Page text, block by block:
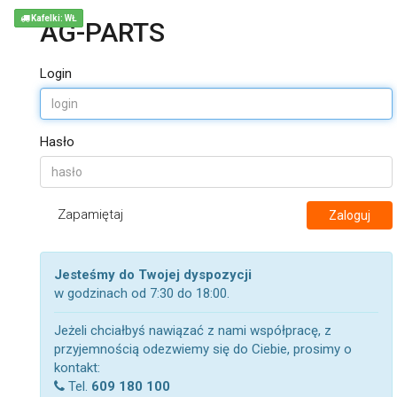
AG-PARTS
Login
Hasło
Zapamiętaj Zaloguj
Jesteśmy do Twojej dyspozycji
w godzinach od 7:30 do 18:00.
Jeżeli chciałbyś nawiązać z nami współpracę, z
przyjemnością odezwiemy się do Ciebie, prosimy o
kontakt:
Tel. 609 180 100
Kafelki: WŁ